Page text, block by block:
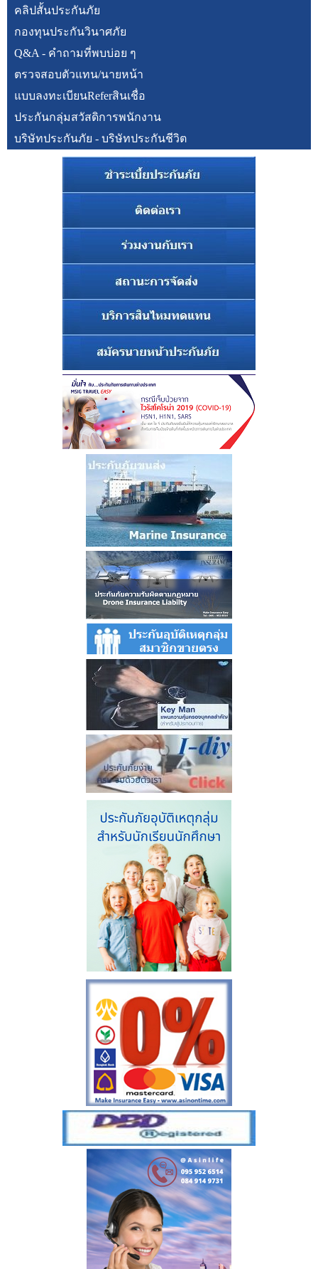
คลิปสั้นประกันภัย
กองทุนประกันวินาศภัย
Q&A - คำถามที่พบบ่อย ๆ
ตรวจสอบตัวแทน/นายหน้า
แบบลงทะเบียนReferสินเชื่อ
ประกันกลุ่มสวัสดิการพนักงาน
บริษัทประกันภัย - บริษัทประกันชีวิต